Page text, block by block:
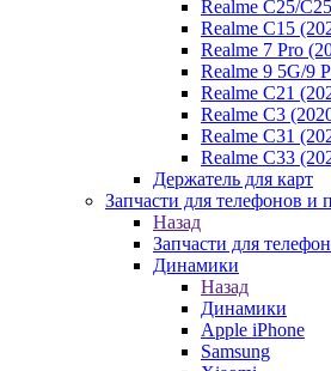
Realme C25/
Realme C15
Realme 7 Pro
Realme 9 5G/9
Realme C21
Realme C3
Realme C31
Realme C33
Держатель для карт
Запчасти для телефонов и
Назад
Запчасти для
Динамики
Назад
Динамики
Apple iPhone
Samsung